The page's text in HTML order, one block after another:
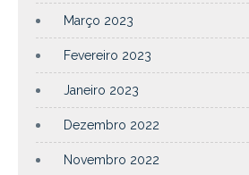
Março 2023
Fevereiro 2023
Janeiro 2023
Dezembro 2022
Novembro 2022